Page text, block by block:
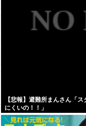
【悲報】避難所まんさん「
にくいの！！」